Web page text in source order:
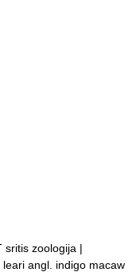
zoologija |
angl. indigo macaw